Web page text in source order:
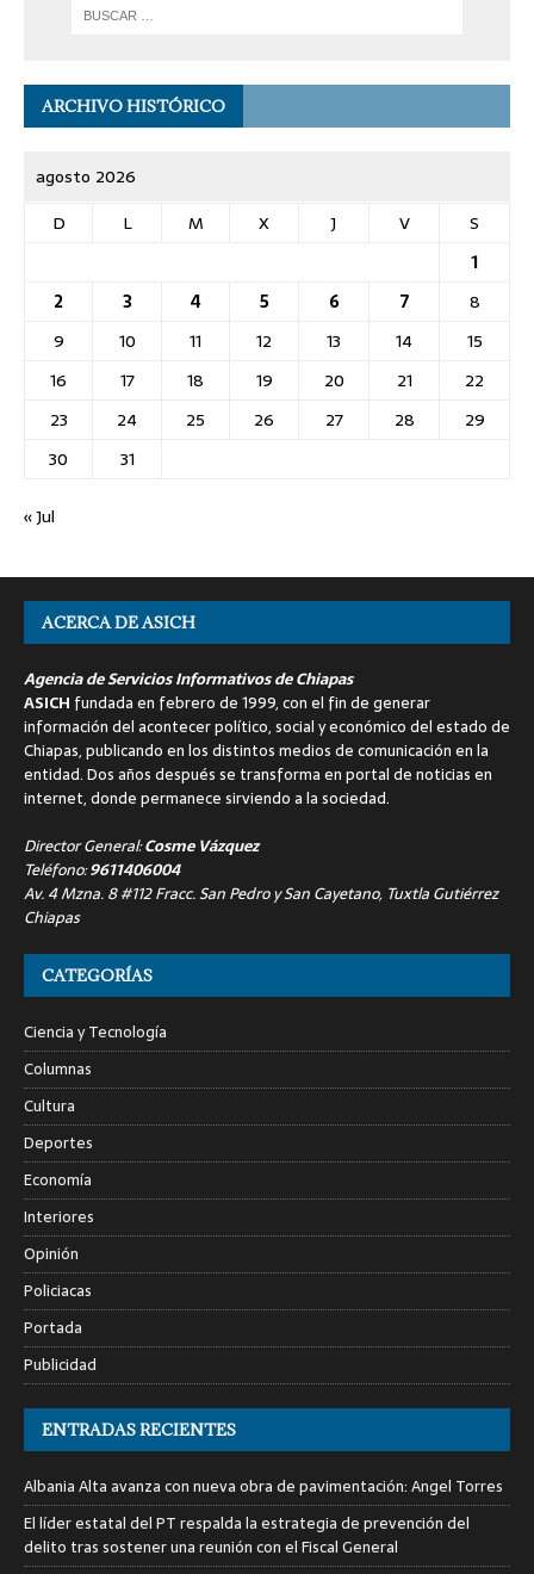
ARCHIVO HISTÓRICO
agosto 2026
D
L M X J V
S
1
2
3 4 5 6 7
8
9
10 11 12 13 14
15
16
17 18 19 20 21
22
23
24 25 26 27 28
29
30
31
« Jul
ACERCA DE ASICH
Agencia de Servicios Informativos de Chiapas
ASICH fundada en febrero de 1999, con el fin de generar
información del acontecer político, social y económico del estado de
Chiapas, publicando en los distintos medios de comunicación en la
entidad. Dos años después se transforma en portal de noticias en
internet, donde permanece sirviendo a la sociedad.
Director General:Cosme Vázquez
Teléfono:9611406004
Av. 4 Mzna. 8 #112 Fracc. San Pedro y San Cayetano, Tuxtla Gutiérrez
Chiapas
CATEGORÍAS
Ciencia y Tecnología
Columnas
Cultura
Deportes
Economía
Interiores
Opinión
Policiacas
Portada
Publicidad
ENTRADAS RECIENTES
Albania Alta avanza con nueva obra de pavimentación: Angel Torres
El líder estatal del PT respalda la estrategia de prevención del
delito tras sostener una reunión con el Fiscal General